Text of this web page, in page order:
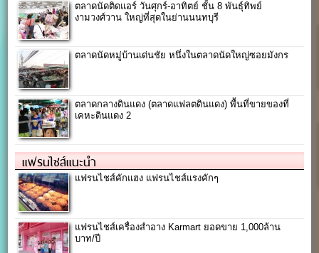
ตลาดนัดติดแอร์ วันศุกร์-อาทิตย์ ชั้น 8 พันธุ์ทิพย์
งามวงศ์วาน ใหญ่ที่สุดในย่านนนทบุรี
ตลาดนัดหมู่บ้านเด่นชัย หนึ่งในตลาดนัดใหญ่ซอยมังกร
ตลาดกลางดินแดง (ตลาดแฟลตดินแดง) พื้นที่ขายของที่
เคหะดินแดง 2
แฟรนไชส์แนะนำ
แฟรนไชส์คักแฮง แฟรนไชส์แรงคักๆ
แฟรนไชส์เครื่องสำอาง Karmart ยอดขาย 1,000ล้าน
บาท/ปี